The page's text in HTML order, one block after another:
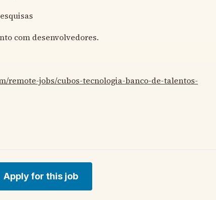
com desenvolvedores.
remote-jobs/cubos-tecnologia-banco-de-talentos-
Apply for this job